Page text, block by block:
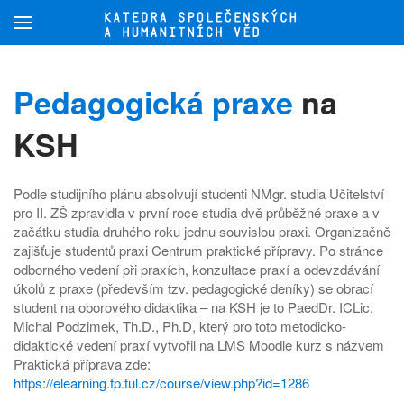
Přejít na hlavní obsah
Pedagogická praxe na
KSH
Podle studijního plánu absolvují studenti NMgr. studia Učitelství
pro II. ZŠ zpravidla v první roce studia dvě průběžné praxe a v
začátku studia druhého roku jednu souvislou praxi. Organizačně
zajišťuje studentů praxi Centrum praktické přípravy. Po stránce
odborného vedení při praxích, konzultace praxí a odevzdávání
úkolů z praxe (především tzv. pedagogické deníky) se obrací
student na oborového didaktika – na KSH je to PaedDr. ICLic.
Michal Podzimek, Th.D., Ph.D, který pro toto metodicko-
didaktické vedení praxí vytvořil na LMS Moodle kurz s názvem
Praktická příprava zde:
https://elearning.fp.tul.cz/course/view.php?id=1286